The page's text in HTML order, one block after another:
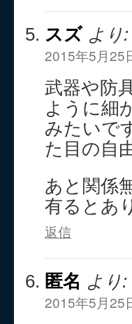
スズ より:
2015年5月25
武器や防
ように細
みたいで
た目の自
あと関係
有るとあ
返信
匿名 より:
2015年5月25